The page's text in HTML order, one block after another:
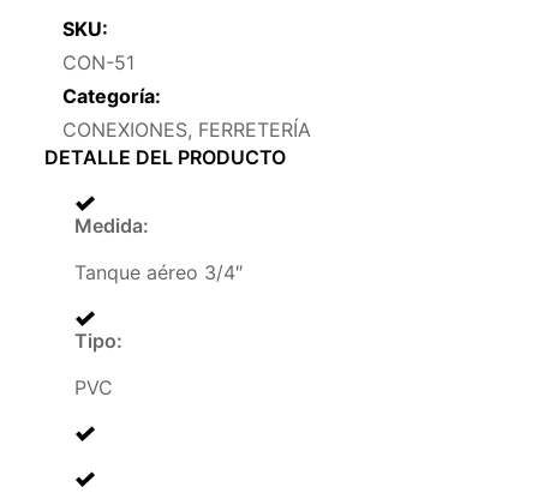
SKU:
CON-51
Categoría:
CONEXIONES, FERRETERÍA
DETALLE DEL PRODUCTO
Medida:
Tanque aéreo 3/4″
Tipo:
PVC